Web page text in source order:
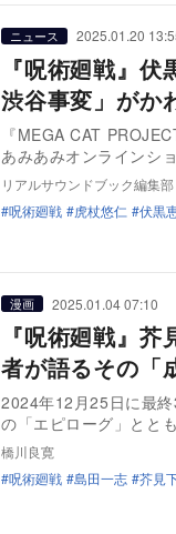
ニュース 2025.01.20
『呪術廻戦』
渋谷事変」がか
『MEGA CAT
あみあみオンラインシ
リアルサウンドブック編集部
呪術廻戦
虎杖悠仁 伏黒
漫画 2025.01.04 07:10
『呪術廻戦』
者が語るその「
2024年12月25日に最
の「エピローグ」とと
橋川良寛
呪術廻戦
島田一志 芥見